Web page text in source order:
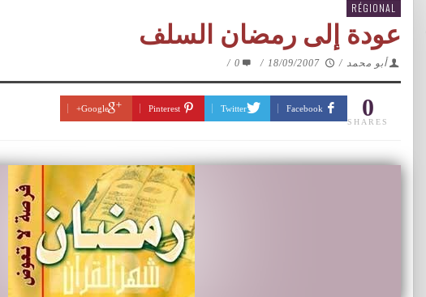
RÉGIONAL
عودة إلى رمضان السلف
أبو محمد /
18/09/2007
/
0
/
0
SHARES
Facebook
Twitter
Pinterest
Google+